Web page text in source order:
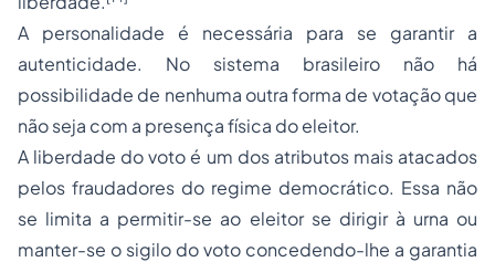
A personalidade é necessária para se garantir a
autenticidade. No sistema brasileiro não há
possibilidade de nenhuma outra forma de votação que
não seja com a presença física do eleitor.
A liberdade do voto é um dos atributos mais atacados
pelos fraudadores do regime democrático. Essa não
se limita a permitir-se ao eleitor se dirigir à urna ou
manter-se o sigilo do voto concedendo-lhe a garantia